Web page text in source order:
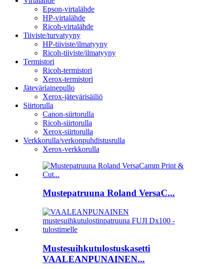
Epson-virtalähde
HP-virtalähde
Ricoh-virtalähde
Tiiviste/turvatyyny
HP-tiiviste/ilmatyyny
Ricoh-tiiviste/ilmatyyny
Termistori
Ricoh-termistori
Xerox-termistori
Jäteväriainepullo
Xerox-jätevärisäiliö
Siirtorulla
Canon-siirtorulla
Ricoh-siirtorulla
Xerox-siirtorulla
Verkkorulla/verkonpuhdistusrulla
Xerox-verkkorulla
Mustepatruuna Roland VersaC...
Mustesuihkutulostuskasetti
VAALEANPUNAINEN...